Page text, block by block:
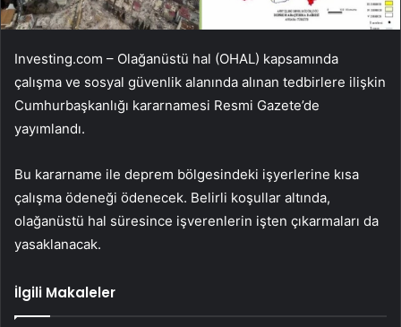
Investing.com – Olağanüstü hal (OHAL) kapsamında
çalışma ve sosyal güvenlik alanında alınan tedbirlere ilişkin
Cumhurbaşkanlığı kararnamesi Resmi Gazete’de
yayımlandı.
Bu kararname ile deprem bölgesindeki işyerlerine kısa
çalışma ödeneği ödenecek. Belirli koşullar altında,
olağanüstü hal süresince işverenlerin işten çıkarmaları da
yasaklanacak.
İlgili Makaleler